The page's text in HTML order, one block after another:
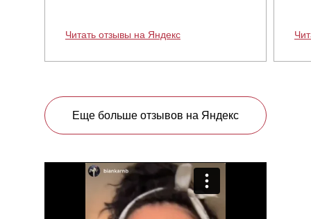
Читать отзывы на Яндекс
Еще больше отзывов на Яндекс